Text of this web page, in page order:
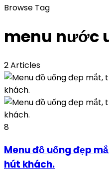
Browse Tag
menu nước
2 Articles
8
Menu đồ uống đẹp
hút khách.